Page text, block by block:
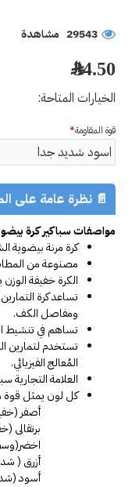
29543 مشاهدة
34.50 ﷼
الخيارات المتاحة:
قوة المقاومة
📄 نظرة عامة على
مواصفات سباكير كرة بيضوية
كرة مرنة بيضوية
مصنوعة من
الكرة خفيفة
ومفاصل الكف.
تساهم في تنشيط
المُعالج الفيزيائي.
العلامة التجارية
كل لون يمثل قوة
أصفر
برتقالى
أزرق (
أسود